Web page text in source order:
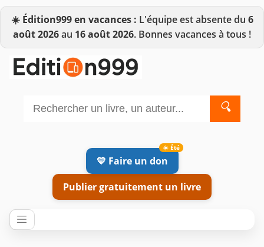
☀️ Édition999 en vacances : L'équipe est absente du 6
août 2026au 16 août 2026. Bonnes vacances à tous !
🔍
💛 Faire un don
Publier gratuitement un livre